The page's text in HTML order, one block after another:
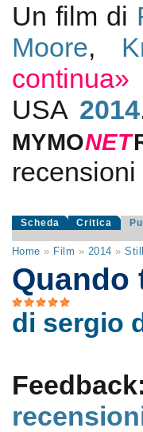
Un film di
Moore,
continua»
USA 2014
MYMONET
Scheda Critica
Home » Film » 2014 »
Quando
di sergio